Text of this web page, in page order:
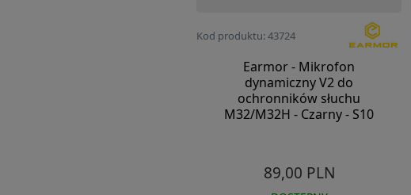
Kod produktu: 43724
Earmor - Mikrofon
dynamiczny V2 do
ochronników słuchu
M32/M32H - Czarny - S10
89,00 PLN